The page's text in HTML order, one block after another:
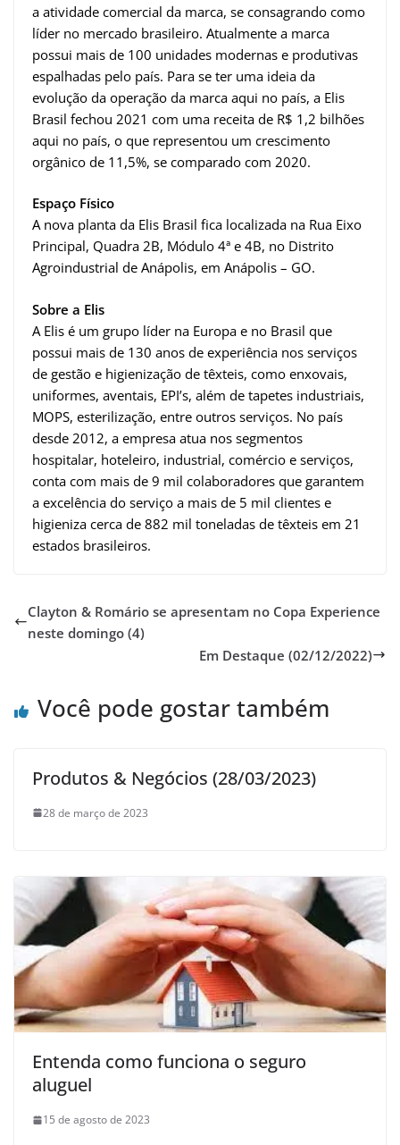
a atividade comercial da marca, se consagrando como
líder no mercado brasileiro. Atualmente a marca
possui mais de 100 unidades modernas e produtivas
espalhadas pelo país. Para se ter uma ideia da
evolução da operação da marca aqui no país, a Elis
Brasil fechou 2021 com uma receita de R$ 1,2 bilhões
aqui no país, o que representou um crescimento
orgânico de 11,5%, se comparado com 2020.
Espaço Físico
A nova planta da Elis Brasil fica localizada na Rua Eixo
Principal, Quadra 2B, Módulo 4ª e 4B, no Distrito
Agroindustrial de Anápolis, em Anápolis – GO.
Sobre a Elis
A Elis é um grupo líder na Europa e no Brasil que
possui mais de 130 anos de experiência nos serviços
de gestão e higienização de têxteis, como enxovais,
uniformes, aventais, EPI’s, além de tapetes industriais,
MOPS, esterilização, entre outros serviços. No país
desde 2012, a empresa atua nos segmentos
hospitalar, hoteleiro, industrial, comércio e serviços,
conta com mais de 9 mil colaboradores que garantem
a excelência do serviço a mais de 5 mil clientes e
higieniza cerca de 882 mil toneladas de têxteis em 21
estados brasileiros.
Clayton & Romário se apresentam no Copa Experience
neste domingo (4)
Em Destaque (02/12/2022)
Você pode gostar também
Produtos & Negócios (28/03/2023)
28 de março de 2023
Entenda como funciona o seguro
aluguel
15 de agosto de 2023